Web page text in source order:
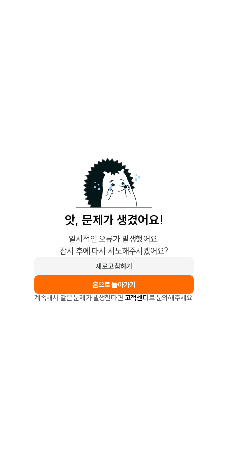
앗, 문제가 생겼어요!
일시적인 오류가 발생했어요.
잠시 후에 다시 시도해주시겠어요?
새로고침하기
홈으로 돌아가기
계속해서 같은 문제가 발생한다면 고객센터로 문의해주세요.